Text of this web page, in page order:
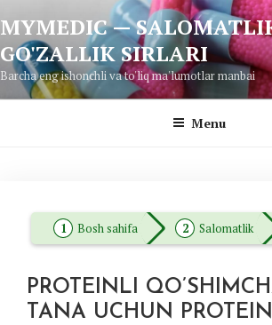
to
content
MYMEDIC —
GO'ZALLIK SIRLARI
Barcha eng ishonchli va to'liq ma'lumotlar manbai
Menu
Bosh sahifa Salomatlik
PROTEINLI
TANA UCHUN